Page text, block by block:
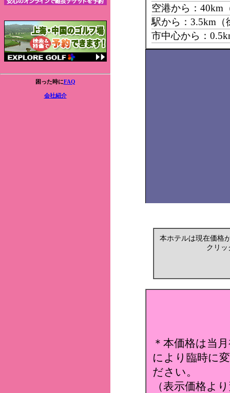
困った時にFAQ
会社紹介
空港から：40km
駅から：3.5km（
市中心から：
本ホテルは現在価格
クリッ
＊本価格は当
により臨時に
ださい。
（表示価格よ